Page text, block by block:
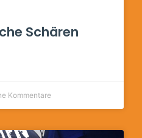
Schären
Kommentare